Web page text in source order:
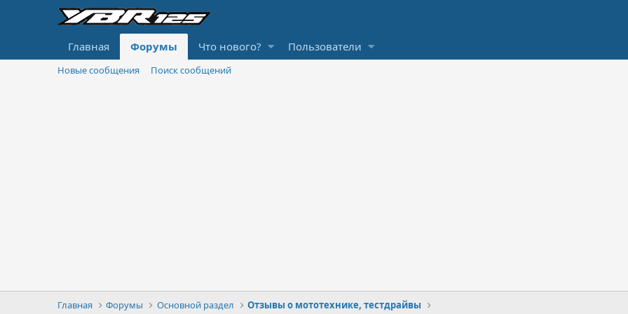
Главная Форумы Что нового? Пользователи
Новые сообщения Поиск сообщений
Главная Форумы Основной раздел Отзывы о мототехнике, тестдрайвы